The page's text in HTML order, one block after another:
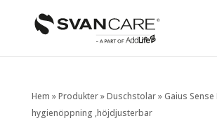
Hem »Produkter»Duschstolar»Gaius
hygienöppning ,höjdjusterbar